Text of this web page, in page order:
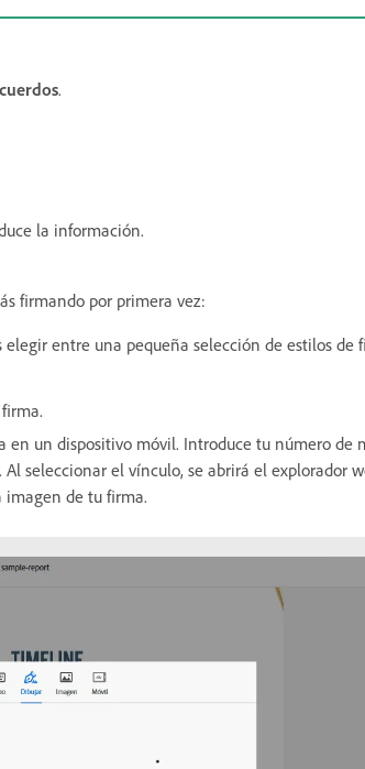
.
la información.
firmando por primera vez:
entre una pequeña selección de estilos de
en un dispositivo móvil. Introduce tu número de
seleccionar el vínculo, se abrirá el explorador
imagen de tu firma.